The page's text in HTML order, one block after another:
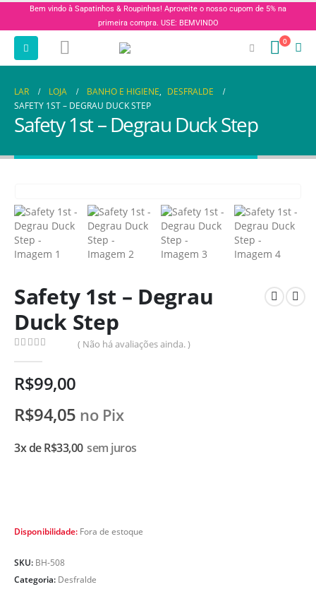
Bem vindo à Sapatinhos & Roupinhas! Aproveite o nosso cupom de 5% na
primeira compra. USE: BEMVINDO
0
LAR LOJA BANHO E HIGIENE, DESFRALDE
SAFETY 1ST – DEGRAU DUCK STEP
Safety 1st – Degrau Duck Step
Safety 1st – Degrau
Duck Step
( Não há avaliações ainda. )
R$99,00
R$94,05 no Pix
3x deR$33,00 sem juros
Disponibilidade: Fora de estoque
SKU: BH-508
Categoria: Desfralde